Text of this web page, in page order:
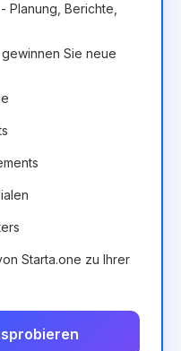
Planung, Berichte,
Sie neue
Starta.one zu Ihrer